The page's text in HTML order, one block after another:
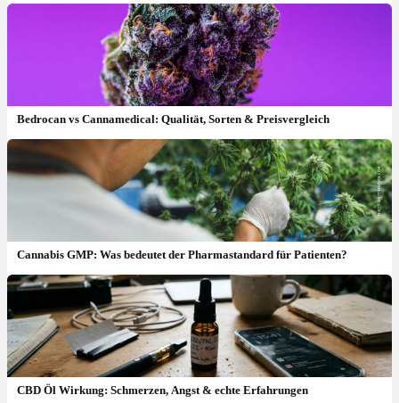
Bedrocan vs Cannamedical: Qualität, Sorten & Preisvergleich
Cannabis GMP: Was bedeutet der Pharmastandard für Patienten?
CBD Öl Wirkung: Schmerzen, Angst & echte Erfahrungen